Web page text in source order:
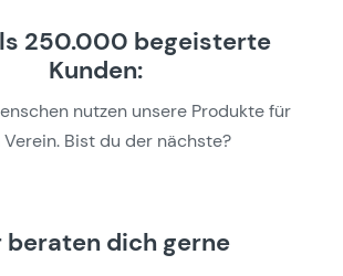
250.000 begeisterte
Kunden:
nutzen unsere Produkte für
Verein. Bist du der nächste?
beraten dich gerne